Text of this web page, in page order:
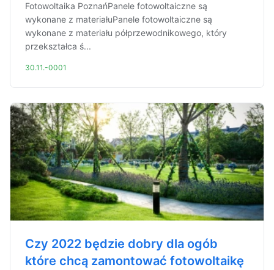
Fotowoltaika PoznańPanele fotowoltaiczne są
wykonane z materiałuPanele fotowoltaiczne są
wykonane z materiału półprzewodnikowego, który
przekształca ś...
30.11.-0001
Czy 2022 będzie dobry dla ogób
które chcą zamontować fotowoltaikę